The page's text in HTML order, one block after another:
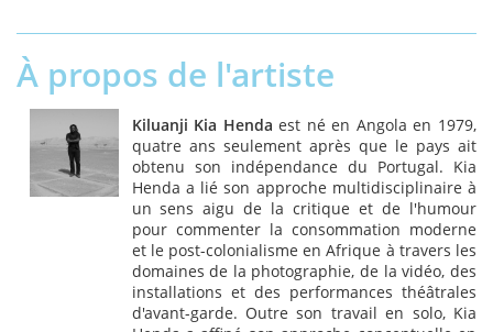
À propos de l'artiste
Kiluanji Kia Henda est né en Angola en 1979,
quatre ans seulement après que le pays ait
obtenu son indépendance du Portugal. Kia
Henda a lié son approche multidisciplinaire à
un sens aigu de la critique et de l'humour
pour commenter la consommation moderne
et le post-colonialisme en Afrique à travers les
domaines de la photographie, de la vidéo, des
installations et des performances théâtrales
d'avant-garde. Outre son travail en solo, Kia